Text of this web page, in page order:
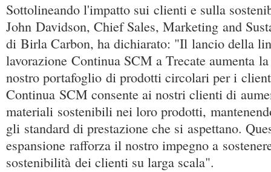
Sottolineando l'impatto sui clienti e sulla
John Davidson, Chief Sales, Marketing and
di Birla Carbon, ha dichiarato: "Il lancio della
lavorazione Continua SCM a Trecate aumenta
nostro portafoglio di prodotti circolari per i
Continua SCM consente ai nostri clienti di
materiali sostenibili nei loro prodotti,
gli standard di prestazione che si aspettano.
espansione rafforza il nostro impegno a
sostenibilità dei clienti su larga scala".